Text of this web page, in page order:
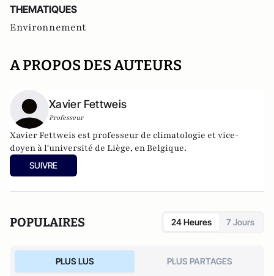
THEMATIQUES
Environnement
A PROPOS DES AUTEURS
Xavier Fettweis
Professeur
Xavier Fettweis est professeur de climatologie et vice-
doyen à l'université de Liège, en Belgique.
SUIVRE
POPULAIRES 24 Heures 7 Jours
PLUS LUS PLUS PARTAGES